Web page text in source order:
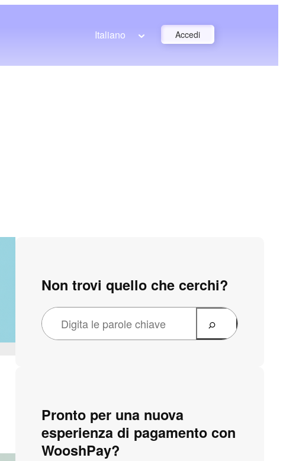
Italiano Accedi
Non trovi quello che cerchi?
Pronto per una nuova
esperienza di pagamento con
WooshPay?